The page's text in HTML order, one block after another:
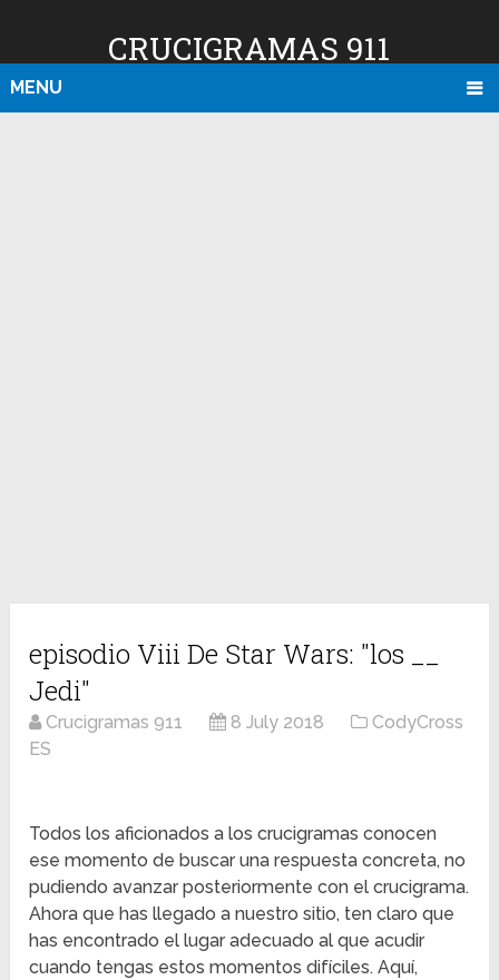
CRUCIGRAMAS 911
MENU
episodio Viii De Star Wars: "los __
Jedi"
Crucigramas 911 8 July 2018
CodyCross
ES
Todos los aficionados a los crucigramas conocen
ese momento de buscar una respuesta concreta, no
pudiendo avanzar posteriormente con el crucigrama.
Ahora que has llegado a nuestro sitio, ten claro que
has encontrado el lugar adecuado al que acudir
cuando tengas estos momentos difíciles. Aquí,